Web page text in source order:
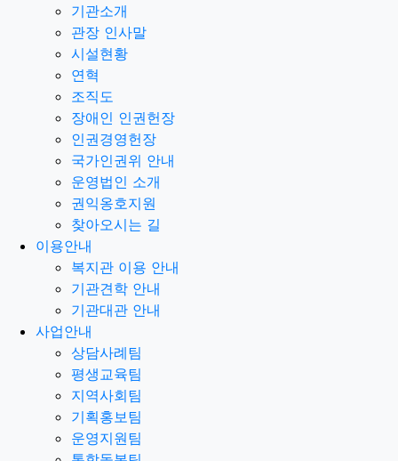
기관소개
관장 인사말
시설현황
연혁
조직도
장애인 인권헌장
인권경영헌장
국가인권위 안내
운영법인 소개
권익옹호지원
찾아오시는 길
이용안내
복지관 이용 안내
기관견학 안내
기관대관 안내
사업안내
상담사례팀
평생교육팀
지역사회팀
기획홍보팀
운영지원팀